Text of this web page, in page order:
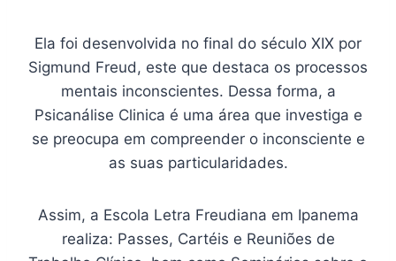
Ela foi desenvolvida no final do século XIX por
Sigmund Freud, este que destaca os processos
mentais inconscientes. Dessa forma, a
Psicanálise Clinica é uma área que investiga e
se preocupa em compreender o inconsciente e
as suas particularidades.
Assim, a Escola Letra Freudiana em Ipanema
realiza: Passes, Cartéis e Reuniões de